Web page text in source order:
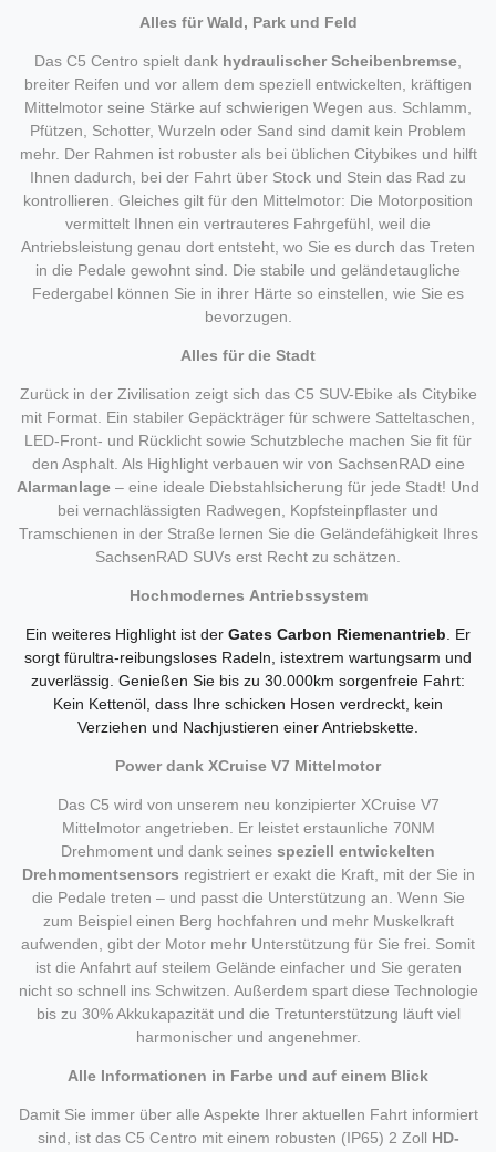
Alles für Wald, Park und Feld
Das C5 Centro spielt dank hydraulischer Scheibenbremse,
breiter Reifen und vor allem dem speziell entwickelten, kräftigen
Mittelmotor seine Stärke auf schwierigen Wegen aus. Schlamm,
Pfützen, Schotter, Wurzeln oder Sand sind damit kein Problem
mehr. Der Rahmen ist robuster als bei üblichen Citybikes und hilft
Ihnen dadurch, bei der Fahrt über Stock und Stein das Rad zu
kontrollieren. Gleiches gilt für den Mittelmotor: Die Motorposition
vermittelt Ihnen ein vertrauteres Fahrgefühl, weil die
Antriebsleistung genau dort entsteht, wo Sie es durch das Treten
in die Pedale gewohnt sind. Die stabile und geländetaugliche
Federgabel können Sie in ihrer Härte so einstellen, wie Sie es
bevorzugen.
Alles für die Stadt
Zurück in der Zivilisation zeigt sich das C5 SUV-Ebike als Citybike
mit Format. Ein stabiler Gepäckträger für schwere Satteltaschen,
LED-Front- und Rücklicht sowie Schutzbleche machen Sie fit für
den Asphalt. Als Highlight verbauen wir von SachsenRAD eine
Alarmanlage – eine ideale Diebstahlsicherung für jede Stadt! Und
bei vernachlässigten Radwegen, Kopfsteinpflaster und
Tramschienen in der Straße lernen Sie die Geländefähigkeit Ihres
SachsenRAD SUVs erst Recht zu schätzen.
Hochmodernes Antriebssystem
Ein weiteres Highlight ist der Gates Carbon Riemenantrieb. Er
sorgt fürultra-reibungsloses Radeln, istextrem wartungsarm und
zuverlässig. Genießen Sie bis zu 30.000km sorgenfreie Fahrt:
Kein Kettenöl, dass Ihre schicken Hosen verdreckt, kein
Verziehen und Nachjustieren einer Antriebskette.
Power dank XCruise V7 Mittelmotor
Das C5 wird von unserem neu konzipierter XCruise V7
Mittelmotor angetrieben. Er leistet erstaunliche 70NM
Drehmoment und dank seines speziell entwickelten
Drehmomentsensors registriert er exakt die Kraft, mit der Sie in
die Pedale treten – und passt die Unterstützung an. Wenn Sie
zum Beispiel einen Berg hochfahren und mehr Muskelkraft
aufwenden, gibt der Motor mehr Unterstützung für Sie frei. Somit
ist die Anfahrt auf steilem Gelände einfacher und Sie geraten
nicht so schnell ins Schwitzen. Außerdem spart diese Technologie
bis zu 30% Akkukapazität und die Tretunterstützung läuft viel
harmonischer und angenehmer.
Alle Informationen in Farbe und auf einem Blick
Damit Sie immer über alle Aspekte Ihrer aktuellen Fahrt informiert
sind, ist das C5 Centro mit einem robusten (IP65) 2 Zoll HD-